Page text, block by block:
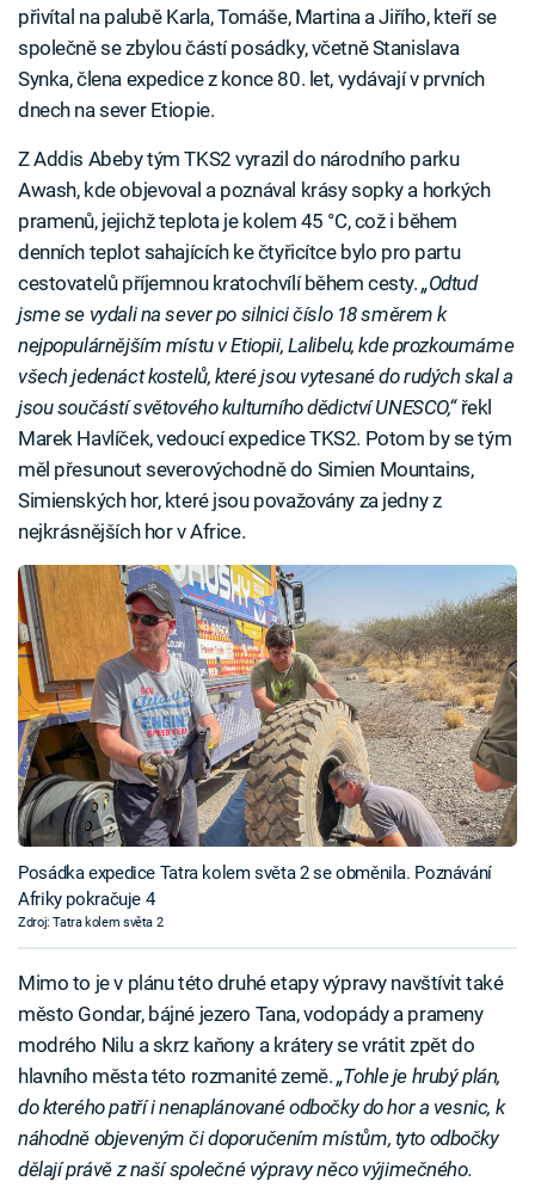
přivítal na palubě Karla, Tomáše, Martina a Jiřího, kteří se
společně se zbylou částí posádky, včetně Stanislava
Synka, člena expedice z konce 80. let, vydávají v prvních
dnech na sever Etiopie.
Z Addis Abeby tým TKS2 vyrazil do národního parku
Awash, kde objevoval a poznával krásy sopky a horkých
pramenů, jejichž teplota je kolem 45 °C, což i během
denních teplot sahajících ke čtyřicítce bylo pro partu
cestovatelů příjemnou kratochvílí během cesty.„Odtud
jsme se vydali na sever po silnici číslo 18 směrem k
nejpopulárnějším místu v Etiopii, Lalibelu, kde prozkoumáme
všech jedenáct kostelů, které jsou vytesané do rudých skal a
jsou součástí světového kulturního dědictví UNESCO,“ řekl
Marek Havlíček, vedoucí expedice TKS2. Potom by se tým
měl přesunout severovýchodně do Simien Mountains,
Simienských hor, které jsou považovány za jedny z
nejkrásnějších hor v Africe.
Posádka expedice Tatra kolem světa 2 se obměnila. Poznávání
Afriky pokračuje 4
Zdroj: Tatra kolem světa 2
Mimo to je v plánu této druhé etapy výpravy navštívit také
město Gondar, bájné jezero Tana, vodopády a prameny
modrého Nilu a skrz kaňony a krátery se vrátit zpět do
hlavního města této rozmanité země. „Tohle je hrubý plán,
do kterého patří i nenaplánované odbočky do hor a vesnic, k
náhodně objeveným či doporučením místům, tyto odbočky
dělají právě z naší společné výpravy něco výjimečného.